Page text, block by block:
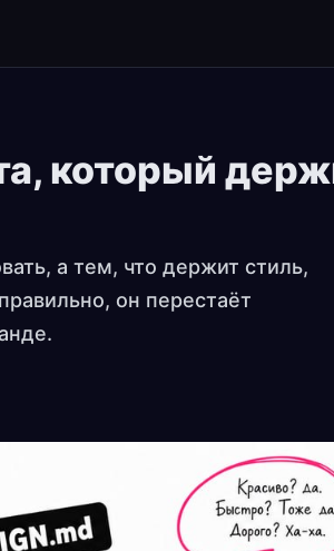
который
а тем, что держит стиль,
он перестаёт